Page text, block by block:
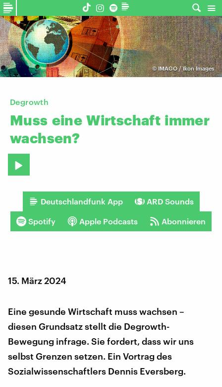
© IMAGO / Ikon Images
Degrowth
Muss eine Wirtschaft immer
wachsen?
Deutschlandfunk App ARD Sounds
Spotify Apple Podcasts Abonnieren
15. März 2024
Eine gesunde Wirtschaft muss wachsen –
diesen Grundsatz stellt die Degrowth-
Bewegung infrage. Sie fordert, dass wir uns
selbst Grenzen setzen. Ein Vortrag des
Sozialwissenschaftlers Dennis Eversberg.